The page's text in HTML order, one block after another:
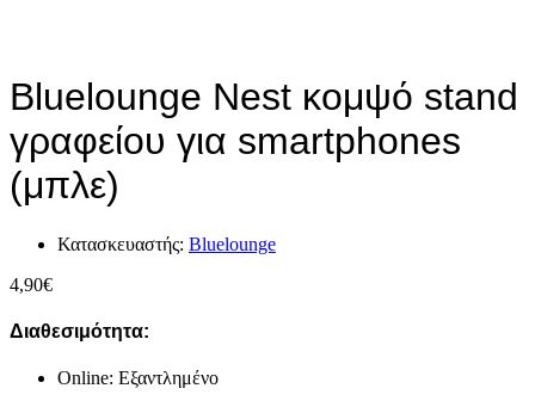
Bluelounge Nest κομψό stand
γραφείου για smartphones
(μπλε)
Κατασκευαστής: Bluelounge
4,90€
Διαθεσιμότητα:
Online: Εξαντλημένο